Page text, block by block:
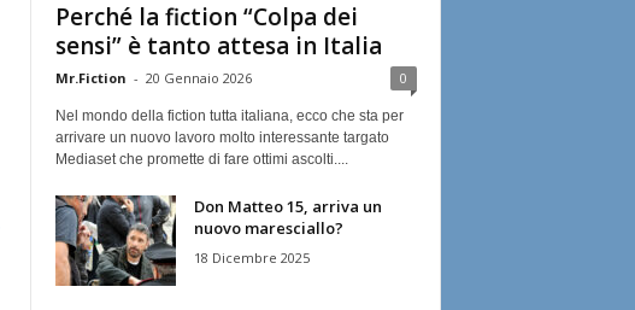
Perché la fiction “Colpa dei
sensi” è tanto attesa in Italia
Mr.Fiction - 20 Gennaio 2026 0
Nel mondo della fiction tutta italiana, ecco che sta per
arrivare un nuovo lavoro molto interessante targato
Mediaset che promette di fare ottimi ascolti....
Don Matteo 15, arriva un
nuovo maresciallo?
18 Dicembre 2025